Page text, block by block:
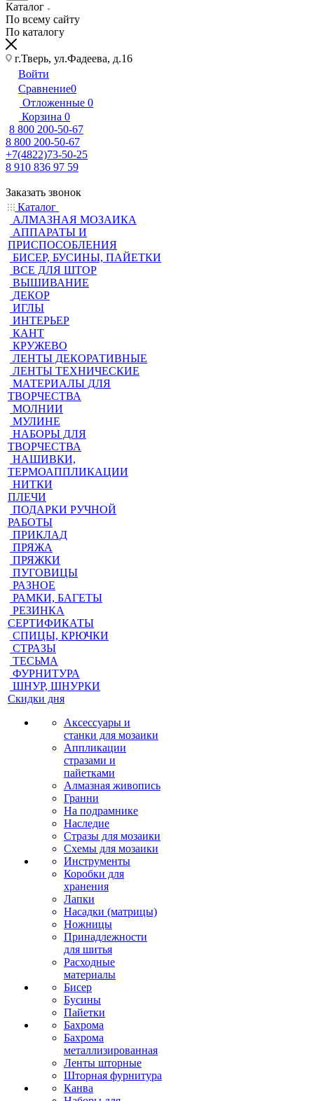
Каталог
По всему сайту
По каталогу
г.Тверь, ул.Фадеева, д.16
Войти
Сравнение0
Отложенные 0
Корзина 0
8 800 200-50-67
8 800 200-50-67
+7(4822)73-50-25
8 910 836 97 59
Заказать звонок
Каталог
АЛМАЗНАЯ МОЗАИКА
АППАРАТЫ И
ПРИСПОСОБЛЕНИЯ
БИСЕР, БУСИНЫ, ПАЙЕТКИ
ВСЕ ДЛЯ ШТОР
ВЫШИВАНИЕ
ДЕКОР
ИГЛЫ
ИНТЕРЬЕР
КАНТ
КРУЖЕВО
ЛЕНТЫ ДЕКОРАТИВНЫЕ
ЛЕНТЫ ТЕХНИЧЕСКИЕ
МАТЕРИАЛЫ ДЛЯ
ТВОРЧЕСТВА
МОЛНИИ
МУЛИНЕ
НАБОРЫ ДЛЯ
ТВОРЧЕСТВА
НАШИВКИ,
ТЕРМОАППЛИКАЦИИ
НИТКИ
ПЛЕЧИ
ПОДАРКИ РУЧНОЙ
РАБОТЫ
ПРИКЛАД
ПРЯЖА
ПРЯЖКИ
ПУГОВИЦЫ
РАЗНОЕ
РАМКИ, БАГЕТЫ
РЕЗИНКА
СЕРТИФИКАТЫ
СПИЦЫ, КРЮЧКИ
СТРАЗЫ
ТЕСЬМА
ФУРНИТУРА
ШНУР, ШНУРКИ
Скидки дня
Аксессуары и
станки для мозаики
Аппликации
стразами и
пайетками
Алмазная живопись
Гранни
На подрамнике
Наследие
Стразы для мозаики
Схемы для мозаики
Инструменты
Коробки для
хранения
Лапки
Насадки (матрицы)
Ножницы
Принадлежности
для шитья
Расходные
материалы
Бисер
Бусины
Пайетки
Бахрома
Бахрома
металлизированная
Ленты шторные
Шторная фурнитура
Канва